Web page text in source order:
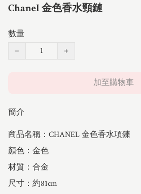
Chanel 金色香水頸鏈
數量
−
+
加至購物車
簡介
商品名稱：CHANEL 金色香水項鍊
顏色：金色
材質：合金
尺寸：約81cm